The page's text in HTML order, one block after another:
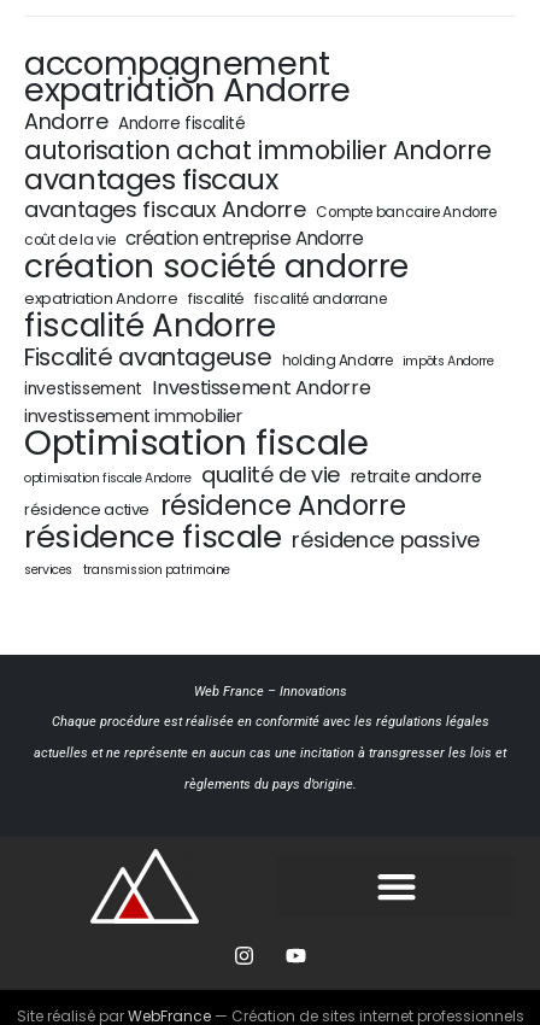
accompagnement
expatriation Andorre
Andorre Andorre fiscalité
autorisation achat immobilier Andorre
avantages fiscaux
avantages fiscaux Andorre Compte bancaire Andorre
coût de la vie création entreprise Andorre
création société andorre
expatriation Andorre fiscalité fiscalité andorrane
fiscalité Andorre
Fiscalité avantageuse holding Andorre impôts Andorre
investissement Investissement Andorre
investissement immobilier
Optimisation fiscale
optimisation fiscale Andorre qualité de vie retraite andorre
résidence active résidence Andorre
résidence fiscale résidence passive
services transmission patrimoine
Web France– Innovations
Chaque procédure est réalisée en conformité avec les régulations légales
actuelles et ne représente en aucun cas une incitation à transgresser les lois et
règlements du pays d’origine.
Site réalisé parWebFrance— Création de sites internet professionnels